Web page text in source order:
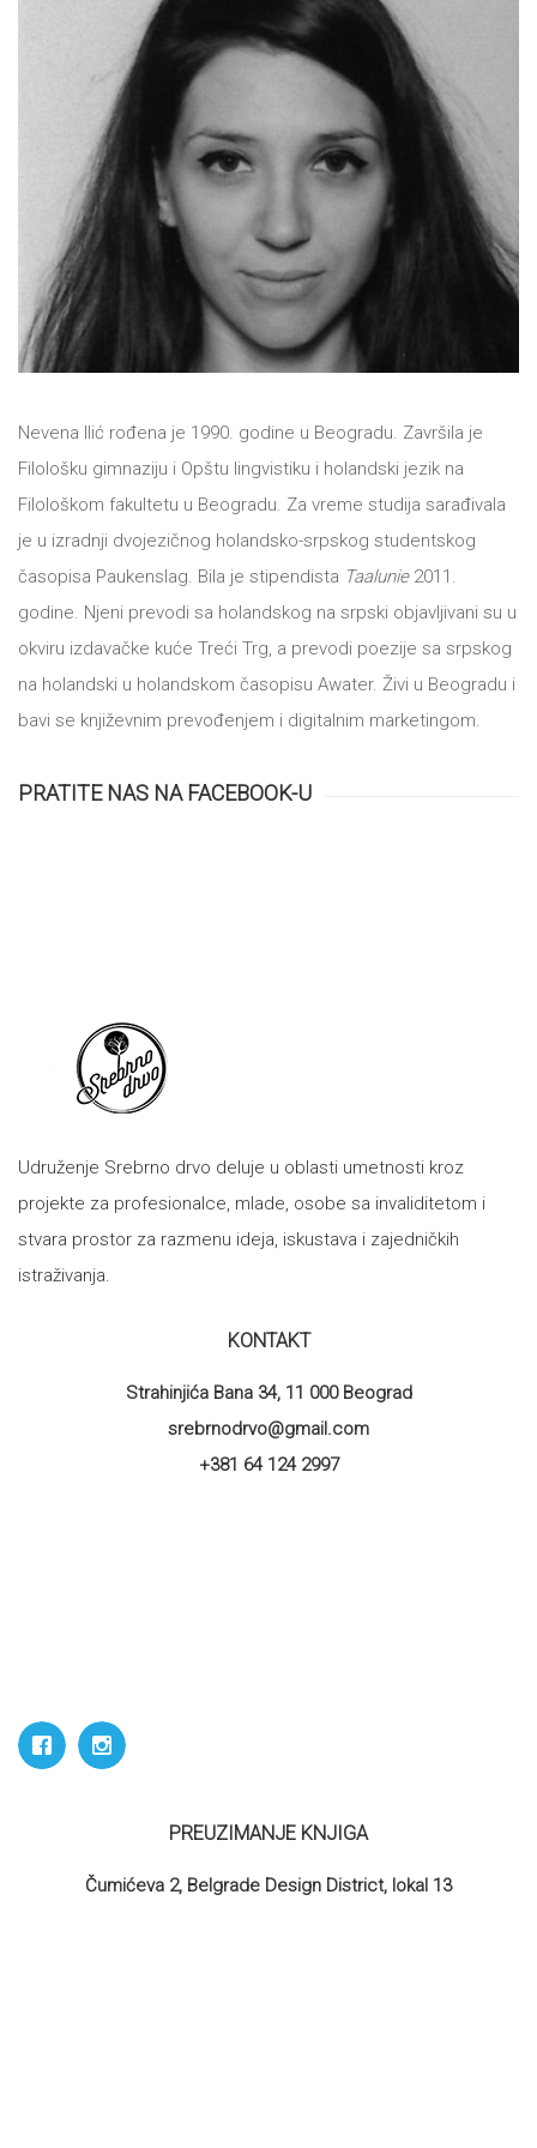
NAMA
KONTAKT
Nevena Ilić rođena je 1990. godine u Beogradu. Završila je
Filološku gimnaziju i Opštu lingvistiku i holandski jezik na
Filološkom fakultetu u Beogradu. Za vreme studija sarađivala
je u izradnji dvojezičnog holandsko-srpskog studentskog
časopisa Paukenslag. Bila je stipendista Taalunie 2011.
godine. Njeni prevodi sa holandskog na srpski objavljivani su u
okviru izdavačke kuće Treći Trg, a prevodi poezije sa srpskog
na holandski u holandskom časopisu Awater. Živi u Beogradu i
bavi se književnim prevođenjem i digitalnim marketingom.
PRATITE NAS NA FACEBOOK-U
Udruženje Srebrno drvo deluje u oblasti umetnosti kroz
projekte za profesionalce, mlade, osobe sa invaliditetom i
stvara prostor za razmenu ideja, iskustava i zajedničkih
istraživanja.
KONTAKT
Strahinjića Bana 34, 11 000 Beograd
srebrnodrvo@gmail.com
+381 64 124 2997
PREUZIMANJE KNJIGA
Čumićeva 2, Belgrade Design District, lokal 13